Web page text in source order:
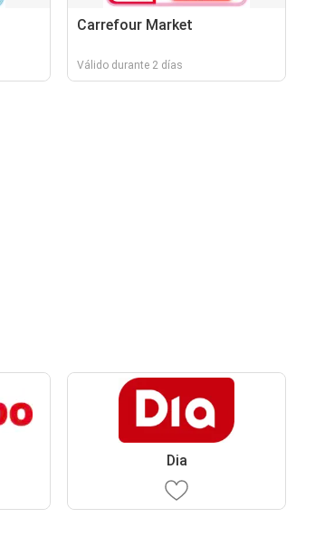
Carrefour Market
Válido durante 2 días
Dia